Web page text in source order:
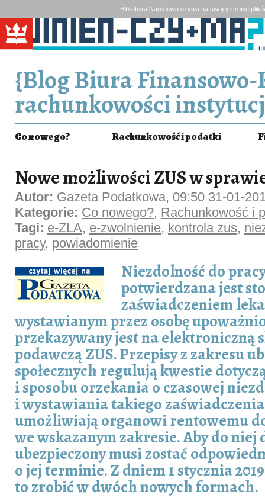
Biblioteka Narodowa używa na swojej stronie
{Blog Biura
rachunkowości
Co nowego? Rachunkowość i podatki
Nowe możliwości ZUS w
Autor: Gazeta Podatkowa, 09:50 31-01-
Kategorie: Co nowego?, Rachunkowość i
Tagi: e-ZLA, e-zwolnienie, kontrola zus,
pracy, powiadomienie
Niezdolność do
potwierdzana jest
zaświadczeniem
wystawianym przez osobę
przekazywany jest na elektroniczną
podawczą ZUS. Przepisy z zakresu
społecznych regulują kwestie
i sposobu orzekania o czasowej
i wystawiania takiego
umożliwiają organowi rentowemu
we wskazanym zakresie. Aby do niej
ubezpieczony musi zostać
o jej terminie. Z dniem 1 stycznia
to zrobić w dwóch nowych formach.